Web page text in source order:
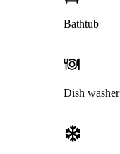
Bathtub
Dish washer